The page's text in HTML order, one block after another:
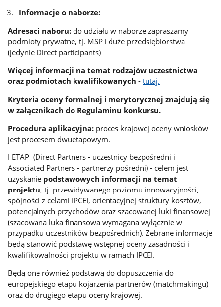
Informacje o naborze:
Adresaci naboru: do udziału w naborze zapraszamy
podmioty prywatne, tj. MŚP i duże przedsiębiorstwa
(jedynie Direct participants)
Więcej informacji na temat rodzajów uczestnictwa
oraz podmiotach kwalifikowanych-tutaj.
Kryteria oceny formalnej i merytorycznej znajdują się
w załącznikach do Regulaminu konkursu.
Procedura aplikacyjna: proces krajowej oceny wniosków
jest procesem dwuetapowym.
I ETAP (Direct Partners - uczestnicy bezpośredni i
Associated Partners - partnerzy pośredni) - celem jest
uzyskanie podstawowych informacji na temat
projektu, tj. przewidywanego poziomu innowacyjności,
spójności z celami IPCEI, orientacyjnej struktury kosztów,
potencjalnych przychodów oraz szacowanej luki finansowej
(szacowana luka finansowa wymagana wyłącznie w
przypadku uczestników bezpośrednich). Zebrane informacje
będą stanowić podstawę wstępnej oceny zasadności i
kwalifikowalności projektu w ramach IPCEI.
Będą one również podstawą do dopuszczenia do
europejskiego etapu kojarzenia partnerów (matchmakingu)
oraz do drugiego etapu oceny krajowej.